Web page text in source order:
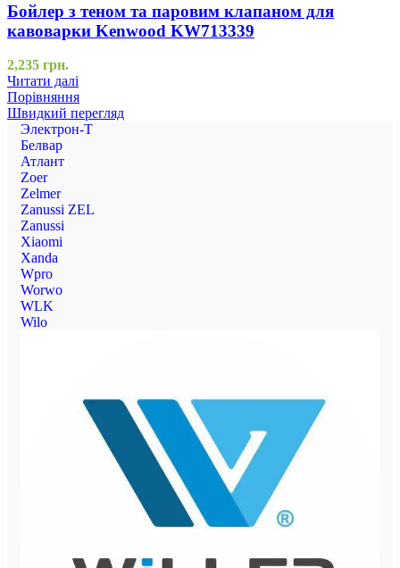
Бойлер з теном та паровим клапаном для
кавоварки Kenwood KW713339
2,235 грн.
Читати далі
Порівняння
Швидкий перегляд
Электрон-Т
Белвар
Атлант
Zoer
Zelmer
Zanussi ZEL
Zanussi
Xiaomi
Xanda
Wpro
Worwo
WLK
Wilo